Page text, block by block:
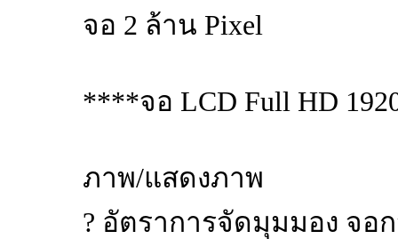
จอ 2 ล้าน Pixel
****จอ LCD Full HD
ภาพ/แสดงภาพ
? อัตราการจัดมุมมอง จอ